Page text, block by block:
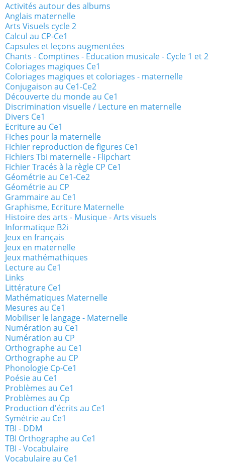
Activités autour des albums
Anglais maternelle
Arts Visuels cycle 2
Calcul au CP-Ce1
Capsules et leçons augmentées
Chants - Comptines - Education musicale - Cycle 1 et 2
Coloriages magiques Ce1
Coloriages magiques et coloriages - maternelle
Conjugaison au Ce1-Ce2
Découverte du monde au Ce1
Discrimination visuelle / Lecture en maternelle
Divers Ce1
Ecriture au Ce1
Fiches pour la maternelle
Fichier reproduction de figures Ce1
Fichiers Tbi maternelle - Flipchart
Fichier Tracés à la règle CP Ce1
Géométrie au Ce1-Ce2
Géométrie au CP
Grammaire au Ce1
Graphisme, Ecriture Maternelle
Histoire des arts - Musique - Arts visuels
Informatique B2i
Jeux en français
Jeux en maternelle
Jeux mathémathiques
Lecture au Ce1
Links
Littérature Ce1
Mathématiques Maternelle
Mesures au Ce1
Mobiliser le langage - Maternelle
Numération au Ce1
Numération au CP
Orthographe au Ce1
Orthographe au CP
Phonologie Cp-Ce1
Poésie au Ce1
Problèmes au Ce1
Problèmes au Cp
Production d'écrits au Ce1
Symétrie au Ce1
TBI - DDM
TBI Orthographe au Ce1
TBI - Vocabulaire
Vocabulaire au Ce1